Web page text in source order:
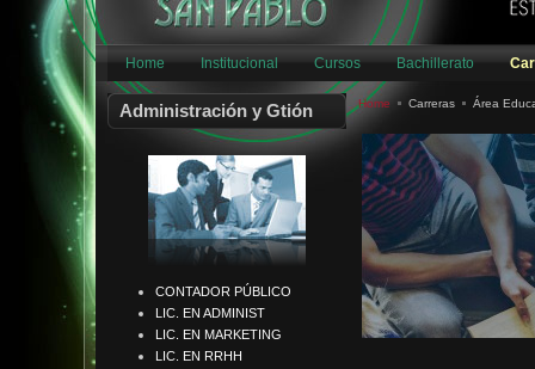
Home Institucional Cursos Bachillerato
Administración y Gtión
CONTADOR PÚBLICO
LIC. EN ADMINIST
LIC. EN MARKETING
LIC. EN RRHH
Home Carreras Área